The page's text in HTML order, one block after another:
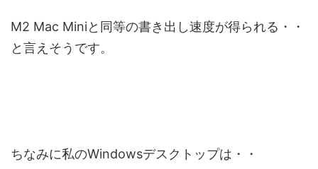
M2 Mac Miniと同等の書き出し速度が得られる・・
と言えそうです。
ちなみに私のWindowsデスクトップは・・